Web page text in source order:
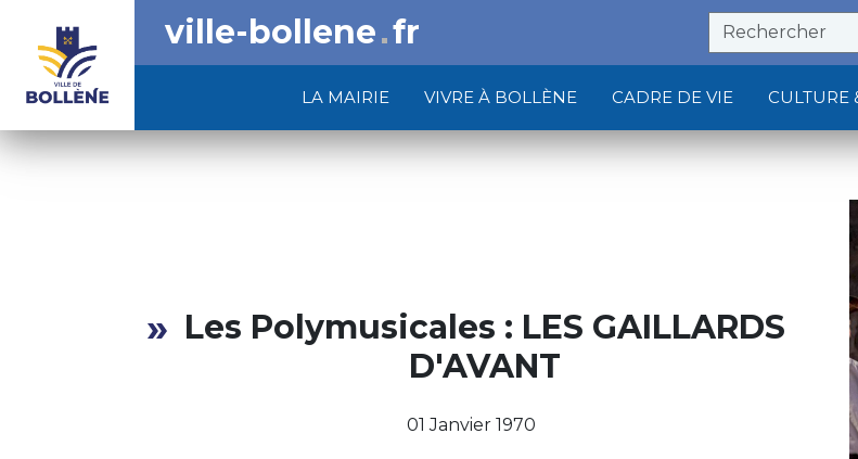
LA MAIRIE VIVRE À BOLLÈNE CADRE DE VIE CULTURE
ville-bollene fr
Les Polymusicales : LES GAILLARDS
D'AVANT
01 Janvier 1970